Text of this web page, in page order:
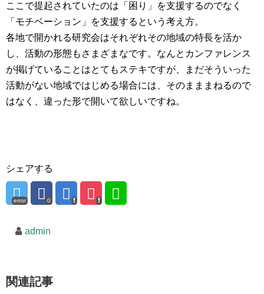
ここで提起されていたのは「困り」を支援するのでなく
「モチベーション」を支援するという考え方。
各地で開かれる研究会はそれぞれその地域の特長を活か
し、活動の形態もさまざまなです。なんとカンファレンス
が掲げていることはとてもステキですが、まだそういった
活動がない地域ではじめる場合には、そのまままねるので
はなく、違った形で開いて欲しいですね。
シェアする
error 0
admin
関連記事